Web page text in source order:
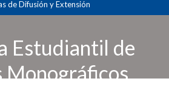
de Difusión y Extensión
Estudiantil de
Monográficos